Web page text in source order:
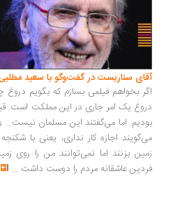
آقای سناریست در گفت‌وگو با سعید
اگر بخواهم فیلمی بسازم که بگویم
دروغ یک امر جاری در این مملکت است.
بودیم. اما می‌گفتند این مسلمان نیست...
می‌گویند اجازه کار نداری، یعنی با
زمین بزنند اما نمی‌توانند من را روی
فردین عاشقانه مردم را دوست داشت ...